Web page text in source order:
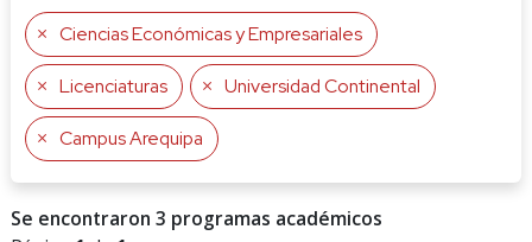
Ciencias Económicas y Empresariales
Licenciaturas Universidad Continental
Campus Arequipa
Se encontraron 3 programas académicos